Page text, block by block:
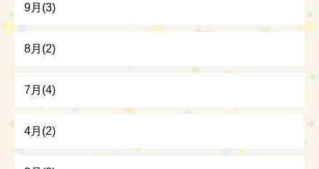
9月(3)
8月(2)
7月(4)
4月(2)